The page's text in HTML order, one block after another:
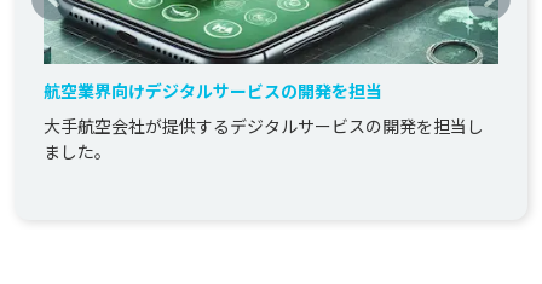
航空業界向けデジタルサービスの開発を担当
大手航空会社が提供するデジタルサービスの開発を担当し
ました。